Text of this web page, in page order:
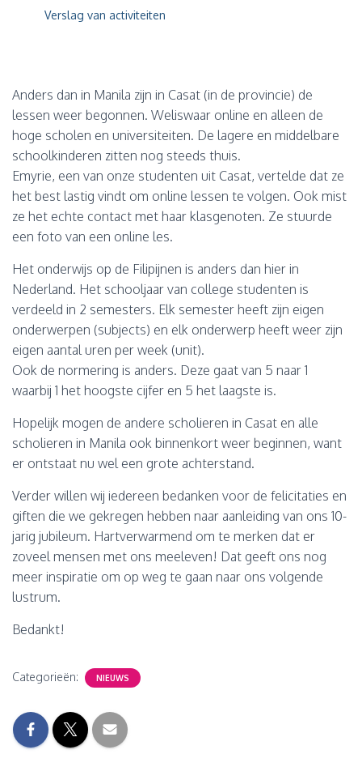
Verslag van activiteiten
Anders dan in Manila zijn in Casat (in de provincie) de
lessen weer begonnen. Weliswaar online en alleen de
hoge scholen en universiteiten. De lagere en middelbare
schoolkinderen zitten nog steeds thuis.
Emyrie, een van onze studenten uit Casat, vertelde dat ze
het best lastig vindt om online lessen te volgen. Ook mist
ze het echte contact met haar klasgenoten. Ze stuurde
een foto van een online les.
Het onderwijs op de Filipijnen is anders dan hier in
Nederland. Het schooljaar van college studenten is
verdeeld in 2 semesters. Elk semester heeft zijn eigen
onderwerpen (subjects) en elk onderwerp heeft weer zijn
eigen aantal uren per week (unit).
Ook de normering is anders. Deze gaat van 5 naar 1
waarbij 1 het hoogste cijfer en 5 het laagste is.
Hopelijk mogen de andere scholieren in Casat en alle
scholieren in Manila ook binnenkort weer beginnen, want
er ontstaat nu wel een grote achterstand.
Verder willen wij iedereen bedanken voor de felicitaties en
giften die we gekregen hebben naar aanleiding van ons 10-
jarig jubileum. Hartverwarmend om te merken dat er
zoveel mensen met ons meeleven! Dat geeft ons nog
meer inspiratie om op weg te gaan naar ons volgende
lustrum.
Bedankt!
Categorieën: NIEUWS